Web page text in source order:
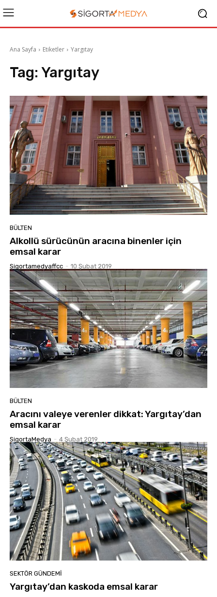
Ana Sayfa Etiketler Yargıtay
Tag: Yargıtay
BÜLTEN
Alkollü sürücünün aracına binenler için
emsal karar
Sigortamedyaffcc - 10 Şubat 2019
BÜLTEN
Aracını valeye verenler dikkat: Yargıtay’dan
emsal karar
SigortaMedya - 4 Şubat 2019
SEKTÖR GÜNDEMİ
Yargıtay’dan kaskoda emsal karar